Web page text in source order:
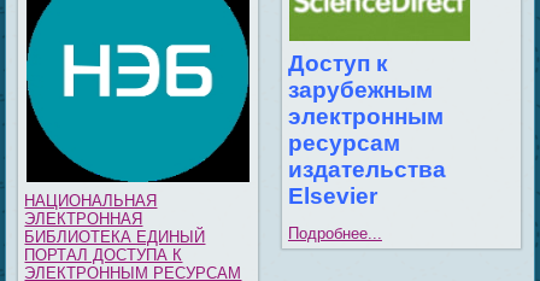
НАЦИОНАЛЬНАЯ
ЭЛЕКТРОННАЯ
БИБЛИОТЕКА ЕДИНЫЙ
ПОРТАЛ ДОСТУПА К
ЭЛЕКТРОННЫМ РЕСУРСАМ
Доступ к
зарубежным
электронным
ресурсам
издательства
Elsevier
Подробнее...